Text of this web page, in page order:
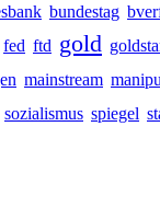
bundestag
fed ftd gold
mainstream
sozialismus spiegel